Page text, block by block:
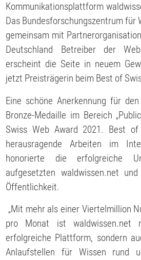
Kommunikationsplattform
Das Bundesforschungszentrum für
gemeinsam mit
Deutschland Betreiber der
erscheint die Seite in neuem
jetzt Preisträgerin beim Best of
Eine schöne Anerkennung für
Bronze-Medaille im Bereich
Swiss Web Award 2021. Best
herausragende Arbeiten im
honorierte die erfolgreiche
aufgesetzten waldwissen.net
Öffentlichkeit.
„Mit mehr als einer Viertelmillion
pro Monat ist
erfolgreiche Plattform, sondern
Anlaufstellen für Wissen rund